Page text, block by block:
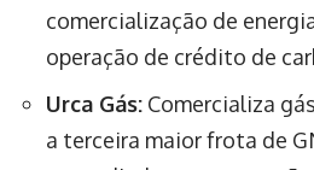
comercialização de
operação de crédito de
Urca Gás: Comercializa
a terceira maior frota de